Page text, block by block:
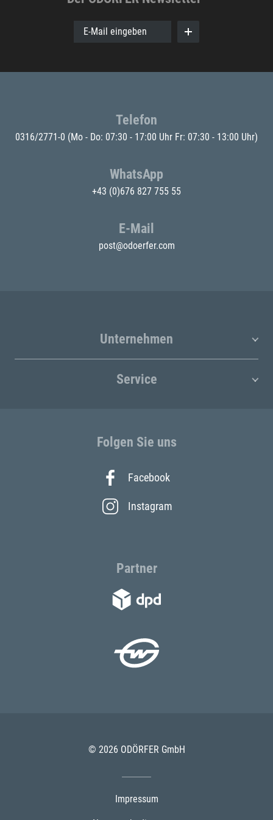
E-Mail eingeben
Telefon
0316/2771-0 (Mo - Do: 07:30 - 17:00 Uhr Fr: 07:30 - 13:00 Uhr)
WhatsApp
+43 (0)676 827 755 55
E-Mail
post@odoerfer.com
Unternehmen
Service
Folgen Sie uns
Facebook
Instagram
Partner
© 2026 ODÖRFER GmbH
Impressum